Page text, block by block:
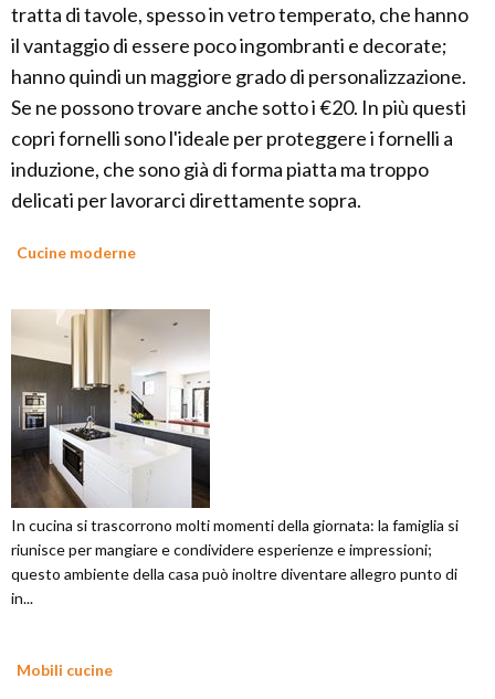
tratta di tavole, spesso in vetro temperato, che hanno
il vantaggio di essere poco ingombranti e decorate;
hanno quindi un maggiore grado di personalizzazione.
Se ne possono trovare anche sotto i €20. In più questi
copri fornelli sono l'ideale per proteggere i fornelli a
induzione, che sono già di forma piatta ma troppo
delicati per lavorarci direttamente sopra.
Cucine moderne
In cucina si trascorrono molti momenti della giornata: la famiglia si
riunisce per mangiare e condividere esperienze e impressioni;
questo ambiente della casa può inoltre diventare allegro punto di
in...
Mobili cucine